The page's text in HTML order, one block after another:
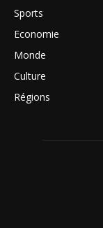
Sports
Economie
Monde
Culture
Régions